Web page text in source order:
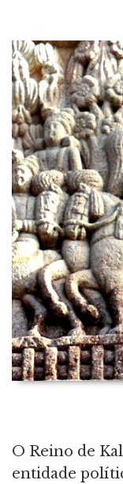
O Reino de
entidade